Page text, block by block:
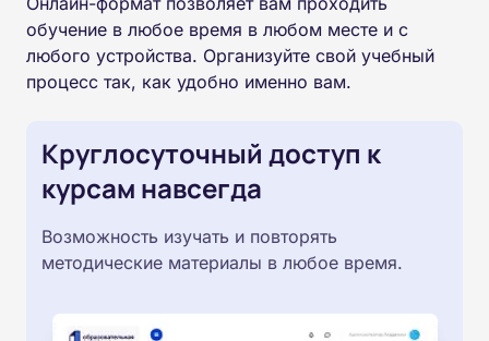
обучение в любое время в любом месте и с
любого устройства. Организуйте свой учебный
процесс так, как удобно именно вам.
Круглосуточный доступ к
курсам навсегда
Возможность изучать и повторять
методические материалы в любое время.